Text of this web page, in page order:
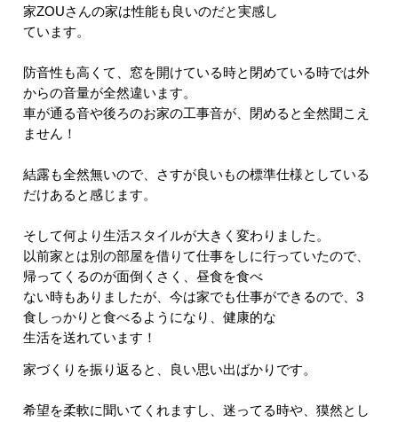
家ZOUさんの家は性能も良いのだと実感し
ています。
防音性も高くて、窓を開けている時と閉めている時では外
からの音量が全然違います。
車が通る音や後ろのお家の工事音が、閉めると全然聞こえ
ません！
結露も全然無いので、さすが良いもの標準仕様としている
だけあると感じます。
そして何より生活スタイルが大きく変わりました。
以前家とは別の部屋を借りて仕事をしに行っていたので、
帰ってくるのが面倒くさく、昼食を食べ
ない時もありましたが、今は家でも仕事ができるので、3
食しっかりと食べるようになり、健康的な
生活を送れています！
家づくりを振り返ると、良い思い出ばかりです。
希望を柔軟に聞いてくれますし、迷ってる時や、獏然とし